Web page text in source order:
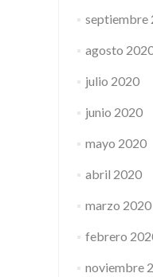
septiembre
agosto
julio 2020
junio 2020
mayo 2020
abril 2020
marzo 2020
febrero
noviembre